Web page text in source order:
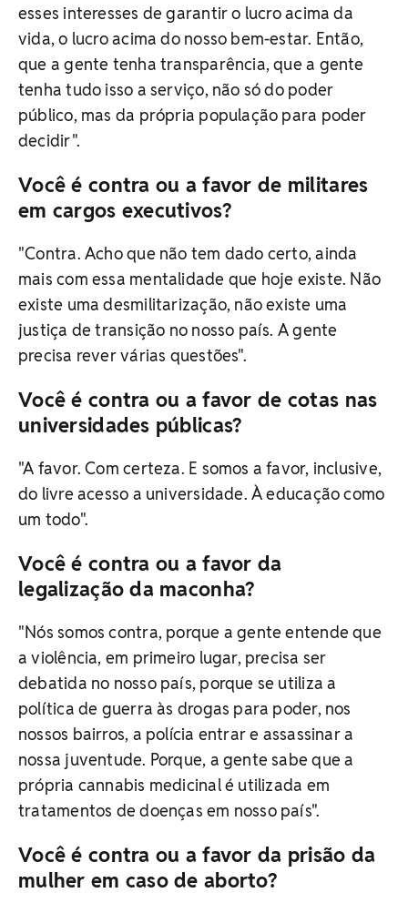
esses interesses de garantir o lucro acima da
vida, o lucro acima do nosso bem-estar. Então,
que a gente tenha transparência, que a gente
tenha tudo isso a serviço, não só do poder
público, mas da própria população para poder
decidir".
Você é contra ou a favor de militares
em cargos executivos?
"Contra. Acho que não tem dado certo, ainda
mais com essa mentalidade que hoje existe. Não
existe uma desmilitarização, não existe uma
justiça de transição no nosso país. A gente
precisa rever várias questões".
Você é contra ou a favor de cotas nas
universidades públicas?
"A favor. Com certeza. E somos a favor, inclusive,
do livre acesso a universidade. À educação como
um todo".
Você é contra ou a favor da
legalização da maconha?
"Nós somos contra, porque a gente entende que
a violência, em primeiro lugar, precisa ser
debatida no nosso país, porque se utiliza a
política de guerra às drogas para poder, nos
nossos bairros, a polícia entrar e assassinar a
nossa juventude. Porque, a gente sabe que a
própria cannabis medicinal é utilizada em
tratamentos de doenças em nosso país".
Você é contra ou a favor da prisão da
mulher em caso de aborto?